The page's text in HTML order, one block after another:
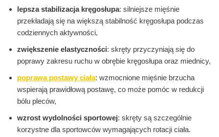
lepsza stabilizacja kręgosłupa: silniejsze mięśnie
przekładają się na większą stabilność kręgosłupa podczas
codziennych aktywności,
zwiększenie elastyczności: skręty przyczyniają się do
poprawy zakresu ruchu w obrębie kręgosłupa oraz miednicy,
poprawa postawy ciała: wzmocnione mięśnie brzucha
wspierają prawidłową postawę, co może pomóc w redukcji
bólu pleców,
wzrost wydolności sportowej: skręty są szczególnie
korzystne dla sportowców wymagających rotacji ciała.